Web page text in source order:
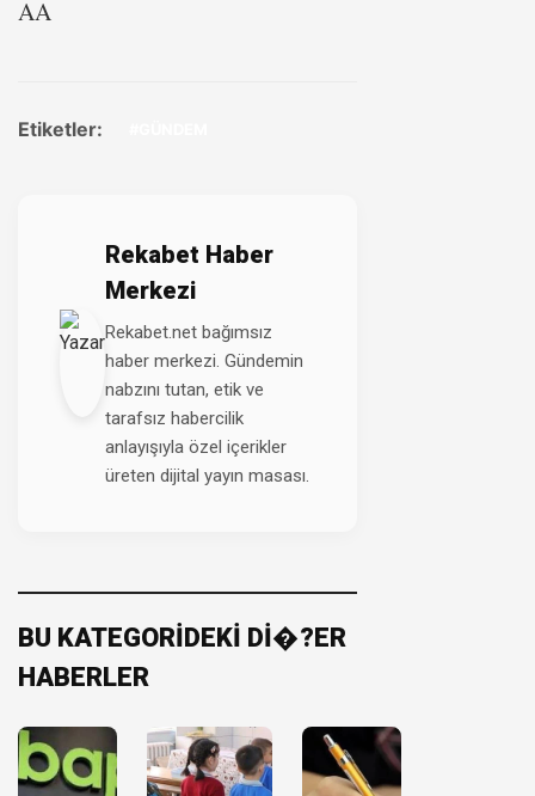
AA
Etiketler:
Rekabet Haber
Merkezi
Rekabet.net bağımsız
haber merkezi. Gündemin
nabzını tutan, etik ve
tarafsız habercilik
anlayışıyla özel içerikler
üreten dijital yayın masası.
BU KATEGORİDEKİ Dİ�?ER
HABERLER